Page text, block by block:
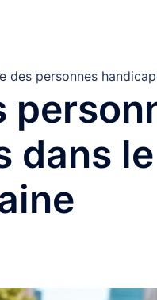
des personnes
dans